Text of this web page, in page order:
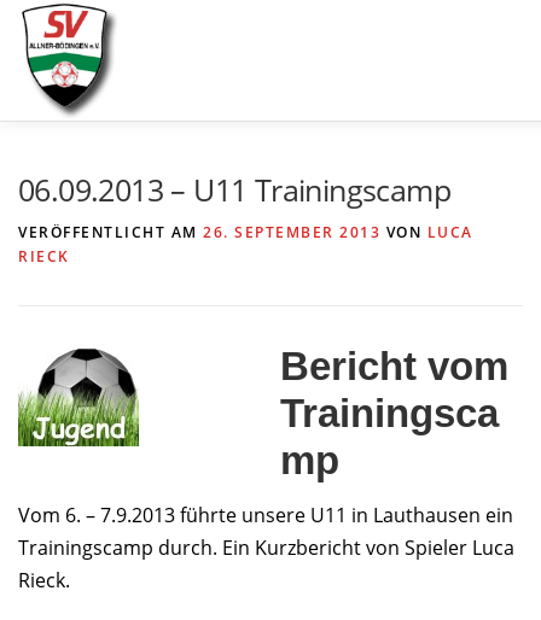
Zum
Inhalt
springen
06.09.2013 – U11 Trainingscamp
VERÖFFENTLICHT AM 26. SEPTEMBER 2013 VON LUCA
RIECK
Bericht vom
Trainingsca
mp
Vom 6. – 7.9.2013 führte unsere U11 in Lauthausen ein
Trainingscamp durch. Ein Kurzbericht von Spieler Luca
Rieck.